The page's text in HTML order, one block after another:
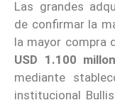
Las grandes
de confirmar la
la mayor compra
USD 1.100
mediante
institucional